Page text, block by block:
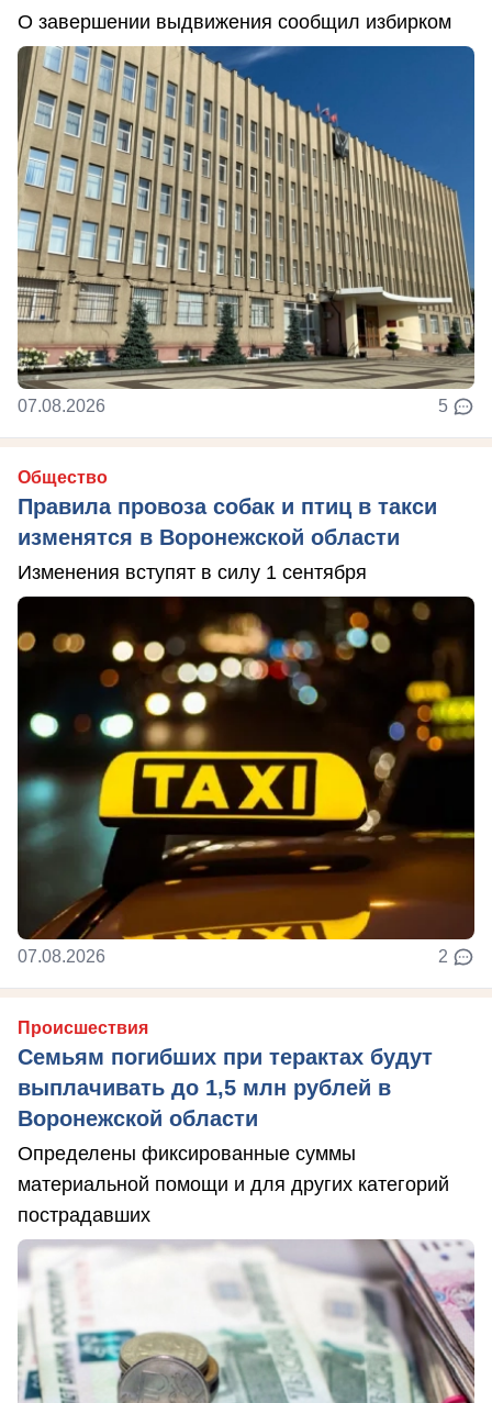
О завершении выдвижения сообщил избирком
07.08.2026 5
Общество
Правила провоза собак и птиц в такси
изменятся в Воронежской области
Изменения вступят в силу 1 сентября
07.08.2026 2
Происшествия
Семьям погибших при терактах будут
выплачивать до 1,5 млн рублей в
Воронежской области
Определены фиксированные суммы
материальной помощи и для других категорий
пострадавших